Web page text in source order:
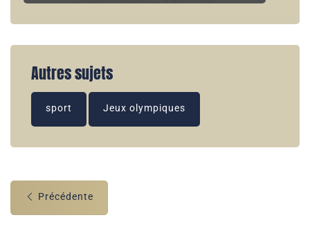
Autres sujets
sport Jeux olympiques
Précédente